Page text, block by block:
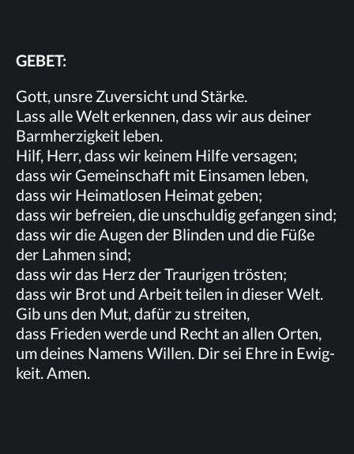
GE­BET:
Gott, uns­re Zu­ver­sicht und Stärke.
Lass alle Welt er­ken­nen, dass wir aus dei­ner
Barm­her­zig­keit leben.
Hilf, Herr, dass wir kei­nem Hil­fe versagen;
dass wir Ge­mein­schaft mit Ein­sa­men leben,
dass wir Hei­mat­lo­sen Hei­mat geben;
dass wir be­frei­en, die un­schul­dig ge­fan­gen sind;
dass wir die Au­gen der Blin­den und die Füße
der Lah­men sind;
dass wir das Herz der Trau­ri­gen trösten;
dass wir Brot und Ar­beit tei­len in die­ser Welt.
Gib uns den Mut, da­für zu streiten,
dass Frie­den wer­de und Recht an al­len Orten,
um dei­nes Na­mens Wil­len. Dir sei Ehre in Ewig­
keit. Amen.